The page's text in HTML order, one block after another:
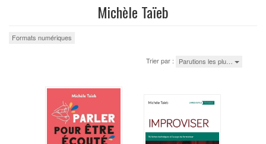
Michèle Taïeb
Formats numériques
Trier par : Parutions les plu…